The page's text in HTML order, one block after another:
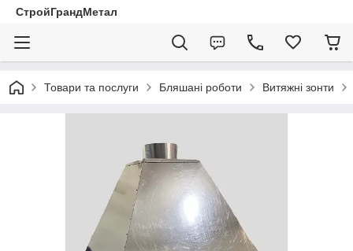
СтройГрандМетал
Товари та послуги Бляшані роботи Витяжні зонти